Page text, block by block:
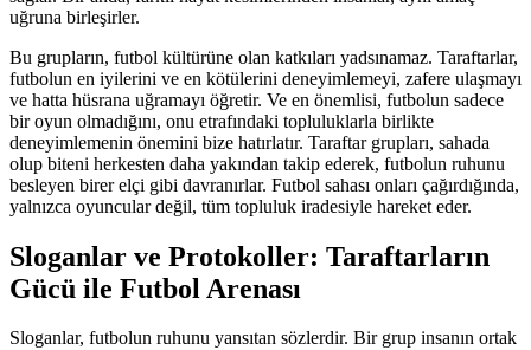
uğruna birleşirler.
Bu grupların, futbol kültürüne olan katkıları yadsınamaz. Taraftarlar,
futbolun en iyilerini ve en kötülerini deneyimlemeyi, zafere ulaşmayı
ve hatta hüsrana uğramayı öğretir. Ve en önemlisi, futbolun sadece
bir oyun olmadığını, onu etrafındaki topluluklarla birlikte
deneyimlemenin önemini bize hatırlatır. Taraftar grupları, sahada
olup biteni herkesten daha yakından takip ederek, futbolun ruhunu
besleyen birer elçi gibi davranırlar. Futbol sahası onları çağırdığında,
yalnızca oyuncular değil, tüm topluluk iradesiyle hareket eder.
Sloganlar ve Protokoller: Taraftarların
Gücü ile Futbol Arenası
Sloganlar, futbolun ruhunu yansıtan sözlerdir. Bir grup insanın ortak